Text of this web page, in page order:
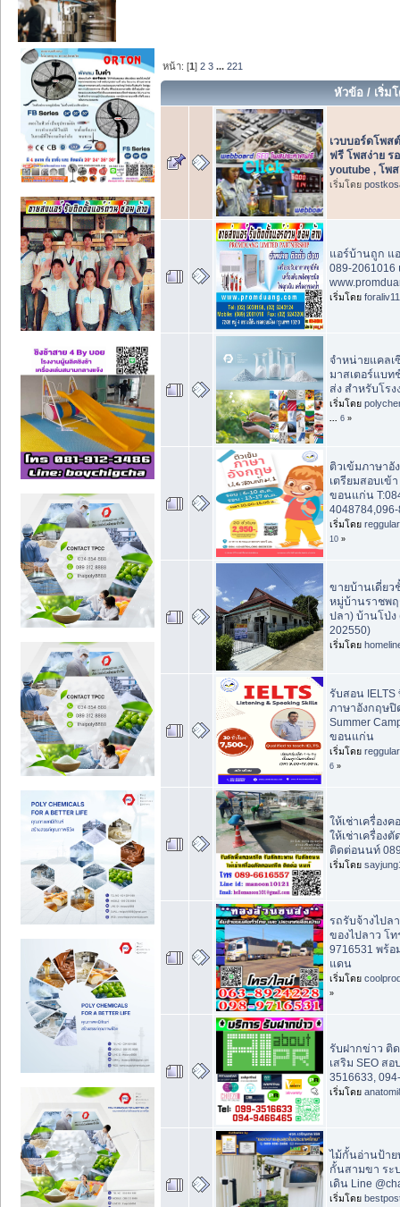
หน้า: [1]2 3 ...221
หัวข้อ / เริ่ม
เวบบอร์ดโพส
ฟรี โพสง่าย ร
youtube , โพ
เริ่มโดย
แอร์บ้านถูก แ
089-2061016
เริ่มโดย foraliv11
จำหน่ายแคลเ
มาสเตอร์แบท
ส่ง สำหรับโร
เริ่มโดย
6 »
ติวเข้มภาษาอั
เตรียมสอบเข้
ขอนแก่น
เริ่มโดย
10 »
ขายบ้านเดี่ยว
หมู่บ้านราชพ
ปลา) บ้านโป่ง
202550)
เริ่มโดย
รับสอน
ภาษาอังกฤษปิ
Summer
ขอนแก่น
เริ่มโดย
6 »
ให้เช่าเครื่องค
ให้เช่าเครื่อง
ติดต่อนนท์
เริ่มโดย
รถรับจ้างไปล
ของไปลาว โท
9716531 พร้
แดน
เริ่มโดย
»
รับฝากข่าว ติด
เสริม SEO ส
3516633,
เริ่มโดย
ไม้กั้นอ่านป้าย
กั้นสามขา ระ
เดิน Line
เริ่มโดย